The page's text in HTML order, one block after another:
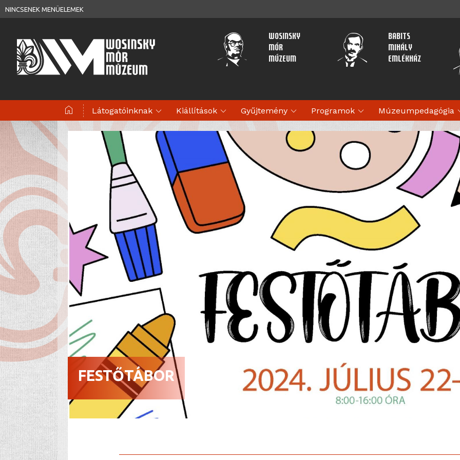
NINCSENEK MENÜELEMEK
Wosinsky
Mór
Múzeum
Babits
Mihály
Emlékház
home Látogatóinknak expand_more Kiállítások expand_more Gyűjtemény expand_more Programok expand_more Múzeumpedagógia
FESTŐTÁBOR